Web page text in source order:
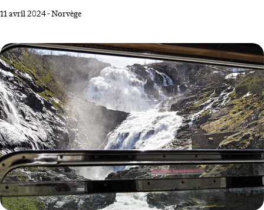
s’ouvrent en grand. Le continent européen atteint ici une limite : il n’est
terres lapones délaissées par les visiteurs, sans doute trop lointaines.
11 avril 2024-Norvège